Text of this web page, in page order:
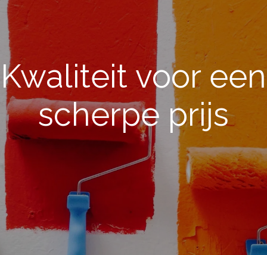
Kwaliteit voor een
scherpe prijs